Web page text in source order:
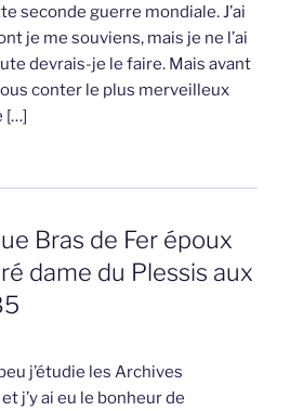
seconde guerre mondiale. J’ai
je me souviens, mais je ne l’ai
devrais-je le faire. Mais avant
conter le plus merveilleux
[…]
Bras de Fer époux
dame du Plessis aux
j’étudie les Archives
j’y ai eu le bonheur de